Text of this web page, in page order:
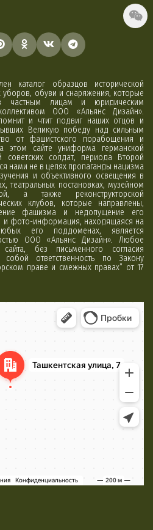
каталог образцов исторической
обуви и снаряжения, которые
частным лицам и юридическим
ООО «Альянс Дизайн».
и чтит подвиг наших отцов и
Великую победу над сильным
от фашистского порабощения и
этом сайте униформа германской
солдат, периода Второй
нами не в целях пропаганды нацизма
и объективного освещения в
театральных постановках, музейном
а также реконструкторской
клубов, которые направлены,
фашизма и недопущение его
и фото-информация, находящаяся на
его поддоменах, является
ООО «Альянс Дизайн». Любое
сайта, без письменного согласия
ответственность по Закону
праве и смежных правах” от 17